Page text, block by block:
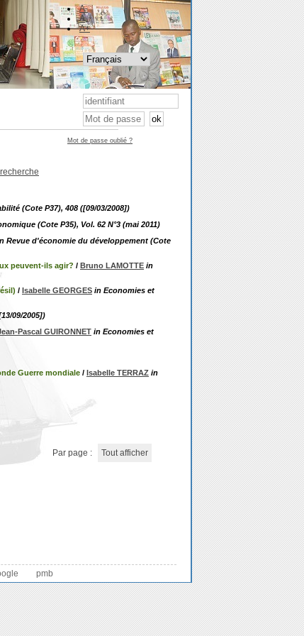
(Cote P37), 408 ([09/03/2008])
(Cote P35), Vol. 62 N°3 (mai 2011)
Revue d'économie du développement (Cote
peuvent-ils agir? / Bruno LAMOTTE in
/ Isabelle GEORGES in Economies et
09/2005])
Pascal GUIRONNET in Economies et
Guerre mondiale / Isabelle TERRAZ in
Par page : Tout afficher
pmb
A-
A
A+
Mot de passe oublié ?